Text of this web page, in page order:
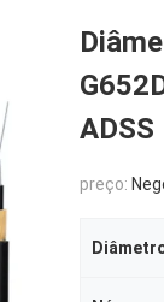
ADSS
preço: